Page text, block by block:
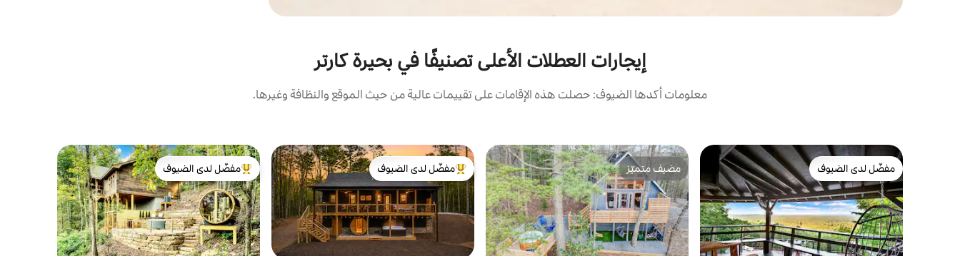
إيجارات العطلات الأعلى تصنيفًا في بحيرة كارتر
معلومات أكدها الضيوف: حصلت هذه الإقامات على تقييمات عالية من حيث الموقع والنظافة وغيرها.
مفضّل لدى الضيوف
مفضّل لدى الضيوف
مضيف متميّز
مضيف متميّز
من أبرز البيوت المفضّلة لدى الضيوف
مفضّل لدى الضيوف
من أبرز البيوت المفضّلة لدى الضيوف
مفضّل لدى الضيوف